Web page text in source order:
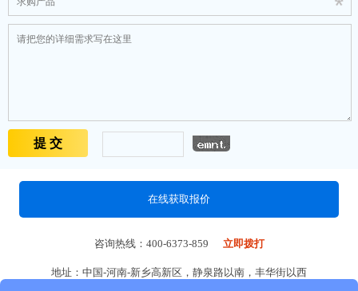
在线获取报价
咨询热线：400-6373-859 立即拨打
地址：中国-河南-新乡高新区，静泉路以南，丰华街以西